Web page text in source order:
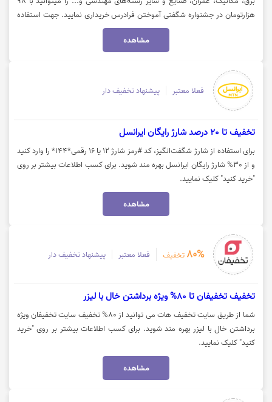
هزارتومان در جشنواره شگفتی آموختن فرادرس خریداری نمایید. جهت استفاده
از تخفیف روی گزینه "خرید کنید" کلیک نمایید.
مشاهده
فعلا معتبر پیشنهاد تخفیف دار
تخفیف تا 20 درصد شارژ رایگان ایرانسل
برای استفاده از شارژ شگفت‌انگیز، کد #رمز شارژ ۱۲ یا ۱۶ رقمی*۱۴۴* را وارد کنید
و از 30% شارژ رایگان ایرانسل بهره مند شوید. برای کسب اطلاعات بیشتر بر روی
"خرید کنید" کلیک نمایید.
مشاهده
80% تخفیف فعلا معتبر پیشنهاد تخفیف دار
تخفیف تخفیفان تا 80% ویژه برداشتن خال با لیزر
شما از طریق سایت تخفیف هات می توانید از 80% تخفیف سایت تخفیفان ویژه
برداشتن خال با لیزر بهره مند شوید. برای کسب اطلاعات بیشتر بر روی "خرید
کنید" کلیک نمایید.
مشاهده